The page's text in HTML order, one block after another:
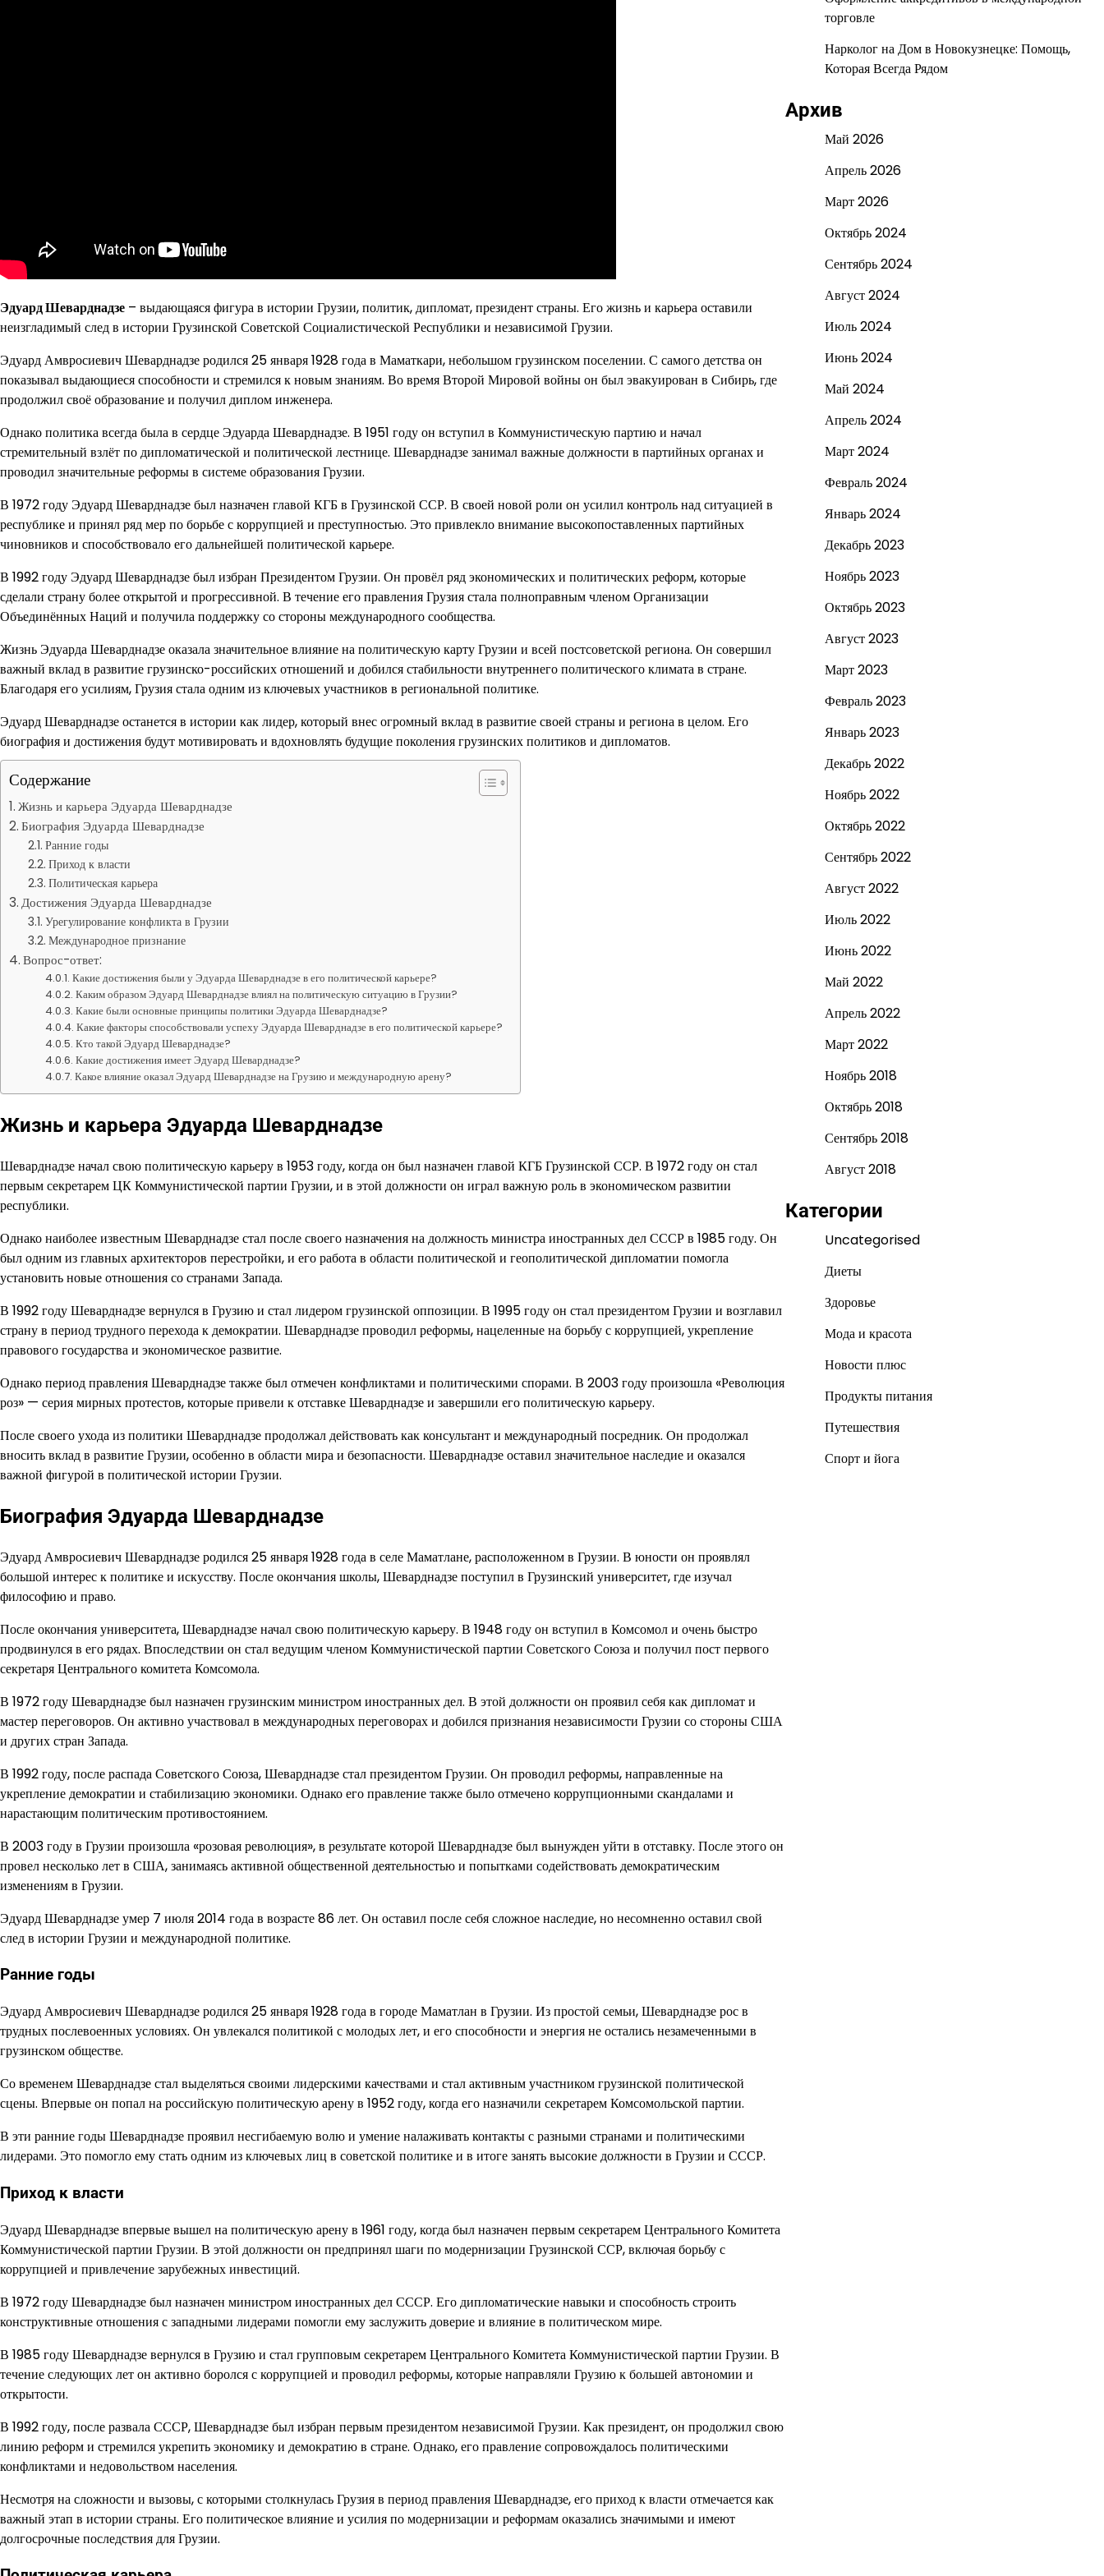
Эдуард Шеварднадзе – выдающаяся фигура в истории Грузии, политик, дипломат, президент страны. Его жизнь и карьера оставили
неизгладимый след в истории Грузинской Советской Социалистической Республики и независимой Грузии.
Эдуард Амвросиевич Шеварднадзе родился 25 января 1928 года в Маматкари, небольшом грузинском поселении. С самого детства он
показывал выдающиеся способности и стремился к новым знаниям. Во время Второй Мировой войны он был эвакуирован в Сибирь, где
продолжил своё образование и получил диплом инженера.
Однако политика всегда была в сердце Эдуарда Шеварднадзе. В 1951 году он вступил в Коммунистическую партию и начал
стремительный взлёт по дипломатической и политической лестнице. Шеварднадзе занимал важные должности в партийных органах и
проводил значительные реформы в системе образования Грузии.
В 1972 году Эдуард Шеварднадзе был назначен главой КГБ в Грузинской ССР. В своей новой роли он усилил контроль над ситуацией в
республике и принял ряд мер по борьбе с коррупцией и преступностью. Это привлекло внимание высокопоставленных партийных
чиновников и способствовало его дальнейшей политической карьере.
В 1992 году Эдуард Шеварднадзе был избран Президентом Грузии. Он провёл ряд экономических и политических реформ, которые
сделали страну более открытой и прогрессивной. В течение его правления Грузия стала полноправным членом Организации
Объединённых Наций и получила поддержку со стороны международного сообщества.
Жизнь Эдуарда Шеварднадзе оказала значительное влияние на политическую карту Грузии и всей постсоветской региона. Он совершил
важный вклад в развитие грузинско-российских отношений и добился стабильности внутреннего политического климата в стране.
Благодаря его усилиям, Грузия стала одним из ключевых участников в региональной политике.
Эдуард Шеварднадзе останется в истории как лидер, который внес огромный вклад в развитие своей страны и региона в целом. Его
биография и достижения будут мотивировать и вдохновлять будущие поколения грузинских политиков и дипломатов.
Содержание
Жизнь и карьера Эдуарда Шеварднадзе
Биография Эдуарда Шеварднадзе
Ранние годы
Приход к власти
Политическая карьера
Достижения Эдуарда Шеварднадзе
Урегулирование конфликта в Грузии
Международное признание
Вопрос-ответ:
Какие достижения были у Эдуарда Шеварднадзе в его политической карьере?
Каким образом Эдуард Шеварднадзе влиял на политическую ситуацию в Грузии?
Какие были основные принципы политики Эдуарда Шеварднадзе?
Какие факторы способствовали успеху Эдуарда Шеварднадзе в его политической карьере?
Кто такой Эдуард Шеварднадзе?
Какие достижения имеет Эдуард Шеварднадзе?
Какое влияние оказал Эдуард Шеварднадзе на Грузию и международную арену?
Жизнь и карьера Эдуарда Шеварднадзе
Шеварднадзе начал свою политическую карьеру в 1953 году, когда он был назначен главой КГБ Грузинской ССР. В 1972 году он стал
первым секретарем ЦК Коммунистической партии Грузии, и в этой должности он играл важную роль в экономическом развитии
республики.
Однако наиболее известным Шеварднадзе стал после своего назначения на должность министра иностранных дел СССР в 1985 году. Он
был одним из главных архитекторов перестройки, и его работа в области политической и геополитической дипломатии помогла
установить новые отношения со странами Запада.
В 1992 году Шеварднадзе вернулся в Грузию и стал лидером грузинской оппозиции. В 1995 году он стал президентом Грузии и возглавил
страну в период трудного перехода к демократии. Шеварднадзе проводил реформы, нацеленные на борьбу с коррупцией, укрепление
правового государства и экономическое развитие.
Однако период правления Шеварднадзе также был отмечен конфликтами и политическими спорами. В 2003 году произошла «Революция
роз» — серия мирных протестов, которые привели к отставке Шеварднадзе и завершили его политическую карьеру.
После своего ухода из политики Шеварднадзе продолжал действовать как консультант и международный посредник. Он продолжал
вносить вклад в развитие Грузии, особенно в области мира и безопасности. Шеварднадзе оставил значительное наследие и оказался
важной фигурой в политической истории Грузии.
Биография Эдуарда Шеварднадзе
Эдуард Амвросиевич Шеварднадзе родился 25 января 1928 года в селе Маматлане, расположенном в Грузии. В юности он проявлял
большой интерес к политике и искусству. После окончания школы, Шеварднадзе поступил в Грузинский университет, где изучал
философию и право.
После окончания университета, Шеварднадзе начал свою политическую карьеру. В 1948 году он вступил в Комсомол и очень быстро
продвинулся в его рядах. Впоследствии он стал ведущим членом Коммунистической партии Советского Союза и получил пост первого
секретаря Центрального комитета Комсомола.
В 1972 году Шеварднадзе был назначен грузинским министром иностранных дел. В этой должности он проявил себя как дипломат и
мастер переговоров. Он активно участвовал в международных переговорах и добился признания независимости Грузии со стороны США
и других стран Запада.
В 1992 году, после распада Советского Союза, Шеварднадзе стал президентом Грузии. Он проводил реформы, направленные на
укрепление демократии и стабилизацию экономики. Однако его правление также было отмечено коррупционными скандалами и
нарастающим политическим противостоянием.
В 2003 году в Грузии произошла «розовая революция», в результате которой Шеварднадзе был вынужден уйти в отставку. После этого он
провел несколько лет в США, занимаясь активной общественной деятельностью и попытками содействовать демократическим
изменениям в Грузии.
Эдуард Шеварднадзе умер 7 июля 2014 года в возрасте 86 лет. Он оставил после себя сложное наследие, но несомненно оставил свой
след в истории Грузии и международной политике.
Ранние годы
Эдуард Амвросиевич Шеварднадзе родился 25 января 1928 года в городе Маматлан в Грузии. Из простой семьи, Шеварднадзе рос в
трудных послевоенных условиях. Он увлекался политикой с молодых лет, и его способности и энергия не остались незамеченными в
грузинском обществе.
Со временем Шеварднадзе стал выделяться своими лидерскими качествами и стал активным участником грузинской политической
сцены. Впервые он попал на российскую политическую арену в 1952 году, когда его назначили секретарем Комсомольской партии.
В эти ранние годы Шеварднадзе проявил несгибаемую волю и умение налаживать контакты с разными странами и политическими
лидерами. Это помогло ему стать одним из ключевых лиц в советской политике и в итоге занять высокие должности в Грузии и СССР.
Приход к власти
Эдуард Шеварднадзе впервые вышел на политическую арену в 1961 году, когда был назначен первым секретарем Центрального Комитета
Коммунистической партии Грузии. В этой должности он предпринял шаги по модернизации Грузинской ССР, включая борьбу с
коррупцией и привлечение зарубежных инвестиций.
В 1972 году Шеварднадзе был назначен министром иностранных дел СССР. Его дипломатические навыки и способность строить
конструктивные отношения с западными лидерами помогли ему заслужить доверие и влияние в политическом мире.
В 1985 году Шеварднадзе вернулся в Грузию и стал групповым секретарем Центрального Комитета Коммунистической партии Грузии. В
течение следующих лет он активно боролся с коррупцией и проводил реформы, которые направляли Грузию к большей автономии и
открытости.
В 1992 году, после развала СССР, Шеварднадзе был избран первым президентом независимой Грузии. Как президент, он продолжил свою
линию реформ и стремился укрепить экономику и демократию в стране. Однако, его правление сопровождалось политическими
конфликтами и недовольством населения.
Несмотря на сложности и вызовы, с которыми столкнулась Грузия в период правления Шеварднадзе, его приход к власти отмечается как
важный этап в истории страны. Его политическое влияние и усилия по модернизации и реформам оказались значимыми и имеют
долгосрочные последствия для Грузии.
торговле
Нарколог на Дом в Новокузнецке: Помощь,
Которая Всегда Рядом
Архив
Май 2026
Апрель 2026
Март 2026
Октябрь 2024
Сентябрь 2024
Август 2024
Июль 2024
Июнь 2024
Май 2024
Апрель 2024
Март 2024
Февраль 2024
Январь 2024
Декабрь 2023
Ноябрь 2023
Октябрь 2023
Август 2023
Март 2023
Февраль 2023
Январь 2023
Декабрь 2022
Ноябрь 2022
Октябрь 2022
Сентябрь 2022
Август 2022
Июль 2022
Июнь 2022
Май 2022
Апрель 2022
Март 2022
Ноябрь 2018
Октябрь 2018
Сентябрь 2018
Август 2018
Категории
Uncategorised
Диеты
Здоровье
Мода и красота
Новости плюс
Продукты питания
Путешествия
Спорт и йога